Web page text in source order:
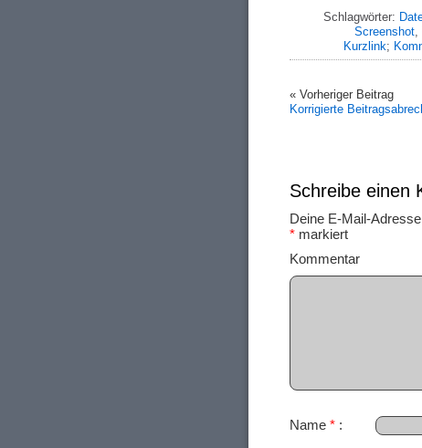
Schlagwörter:
Screenshot
Kurzlink;
« Vorheriger Beitrag
Korrigierte
Schreibe einen
Deine E-Mail-
* markiert
Name *